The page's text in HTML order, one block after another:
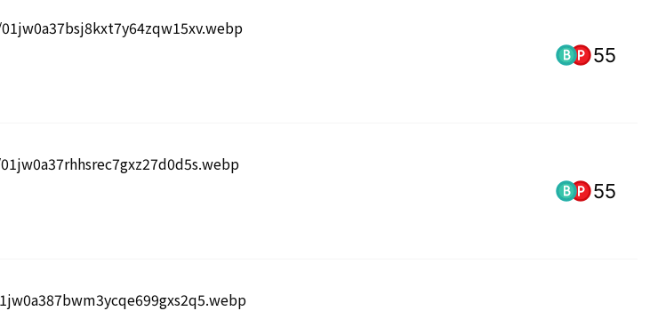
55
55